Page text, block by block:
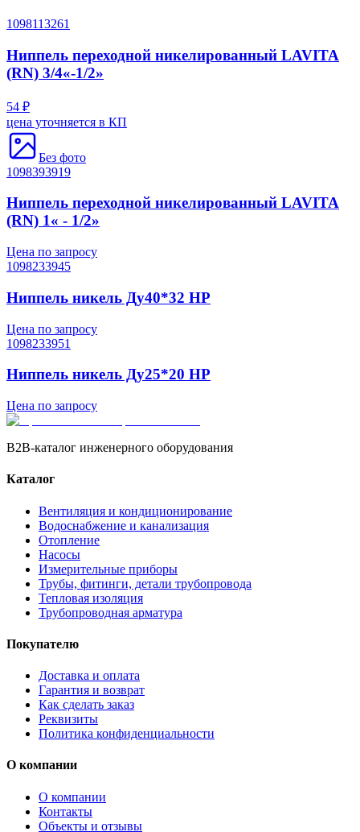
1098113261
Ниппель переходной никелированный LAVITA
(RN) 3/4«-1/2»
54 ₽
цена уточняется в КП
Без фото
1098393919
Ниппель переходной никелированный LAVITA
(RN) 1« - 1/2»
Цена по запросу
1098233945
Ниппель никель Ду40*32 НР
Цена по запросу
1098233951
Ниппель никель Ду25*20 НР
Цена по запросу
B2B-каталог инженерного оборудования
Каталог
Вентиляция и кондиционирование
Водоснабжение и канализация
Отопление
Насосы
Измерительные приборы
Трубы, фитинги, детали трубопровода
Тепловая изоляция
Трубопроводная арматура
Покупателю
Доставка и оплата
Гарантия и возврат
Как сделать заказ
Реквизиты
Политика конфиденциальности
О компании
О компании
Контакты
Объекты и отзывы